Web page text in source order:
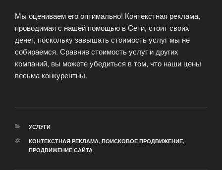
Мы оцениваем его оптимально! Контекстная реклама,
проводимая с нашей помощью в Сети, стоит своих
денег, поскольку завышать стоимость услуг мы не
собираемся. Сравнив стоимость услуг и других
компаний, вы можете убедиться в том, что наши цены
весьма конкурентны.
РУБРИКИ
УСЛУГИ
МЕТКИ
КОНТЕКСТНАЯ РЕКЛАМА, ПОИСКОВОЕ ПРОДВИЖЕНИЕ,
ПРОДВИЖЕНИЕ САЙТА